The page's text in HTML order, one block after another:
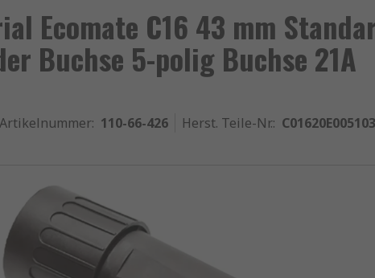
Ecomate C16 43 mm
Buchse 5-polig Buchse 21A
: 110-66-426 Herst. Teile-Nr.: